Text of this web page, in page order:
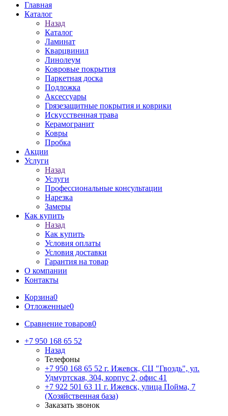
Главная
Каталог
Назад
Каталог
Ламинат
Кварцвинил
Линолеум
Ковровые покрытия
Паркетная доска
Подложка
Аксессуары
Грязезащитные покрытия и коврики
Искусственная трава
Керамогранит
Ковры
Пробка
Акции
Услуги
Назад
Услуги
Профессиональные консультации
Нарезка
Замеры
Как купить
Назад
Как купить
Условия оплаты
Условия доставки
Гарантия на товар
О компании
Контакты
Корзина0
Отложенные0
Сравнение товаров0
+7 950 168 65 52
Назад
Телефоны
+7 950 168 65 52 г. Ижевск, СЦ "Гвоздь", ул.
Удмуртская, 304, корпус 2, офис 41
+7 922 501 63 11 г. Ижевск, улица Пойма, 7
(Хозяйственная база)
Заказать звонок